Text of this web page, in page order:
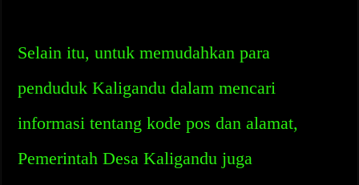
Selain itu, untuk memudahkan para
penduduk Kaligandu dalam mencari
informasi tentang kode pos dan alamat,
Pemerintah Desa Kaligandu juga